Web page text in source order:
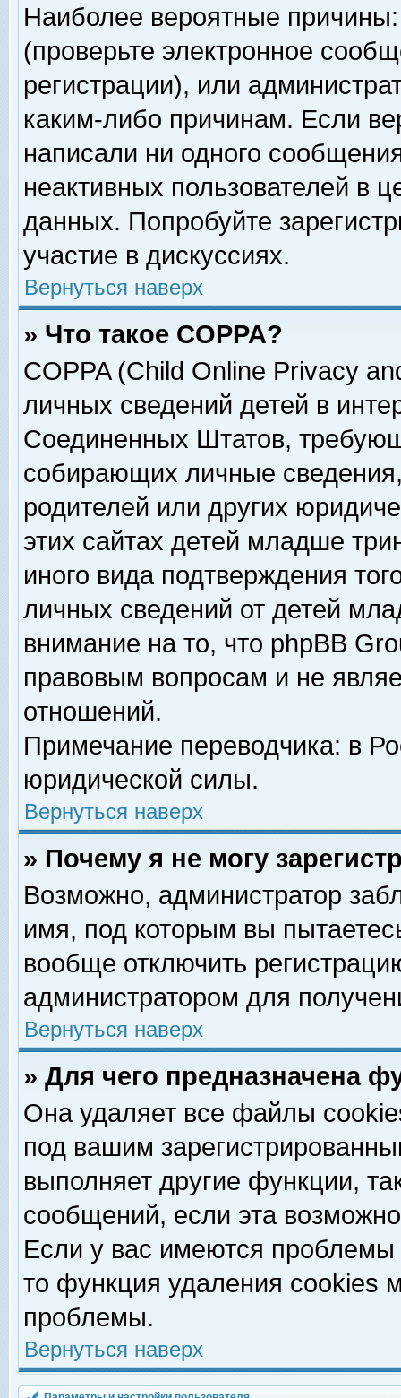
Наиболее вероятные
(проверьте электронное
регистрации), или
каким-либо причинам. Если
написали ни одного
неактивных пользователей в
данных. Попробуйте
участие в дискуссиях.
Вернуться наверх
» Что такое COPPA?
COPPA (Child Online Privacy
личных сведений детей в
Соединенных Штатов,
собирающих личные
родителей или других
этих сайтах детей младше
иного вида подтверждения
личных сведений от детей
внимание на то, что phpBB
правовым вопросам и не
отношений.
Примечание переводчика: в
юридической силы.
Вернуться наверх
» Почему я не могу
Возможно, администратор
имя, под которым вы
вообще отключить
администратором для
Вернуться наверх
» Для чего предназначена
Она удаляет все файлы
под вашим
выполняет другие функции,
сообщений, если эта
Если у вас имеются
то функция удаления cookies
проблемы.
Вернуться наверх